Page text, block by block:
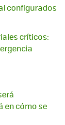
configurados
críticos:
en cómo se